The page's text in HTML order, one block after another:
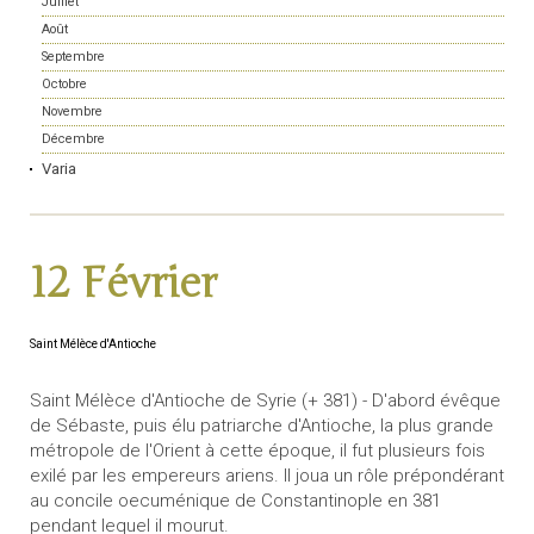
Août
Septembre
Octobre
Novembre
Décembre
Varia
12 Février
Saint Mélèce d'Antioche
Saint Mélèce d'Antioche de Syrie (+ 381) - D'abord évêque
de Sébaste, puis élu patriarche d'Antioche, la plus grande
métropole de l'Orient à cette époque, il fut plusieurs fois
exilé par les empereurs ariens. Il joua un rôle prépondérant
au concile oecuménique de Constantinople en 381
pendant lequel il mourut.